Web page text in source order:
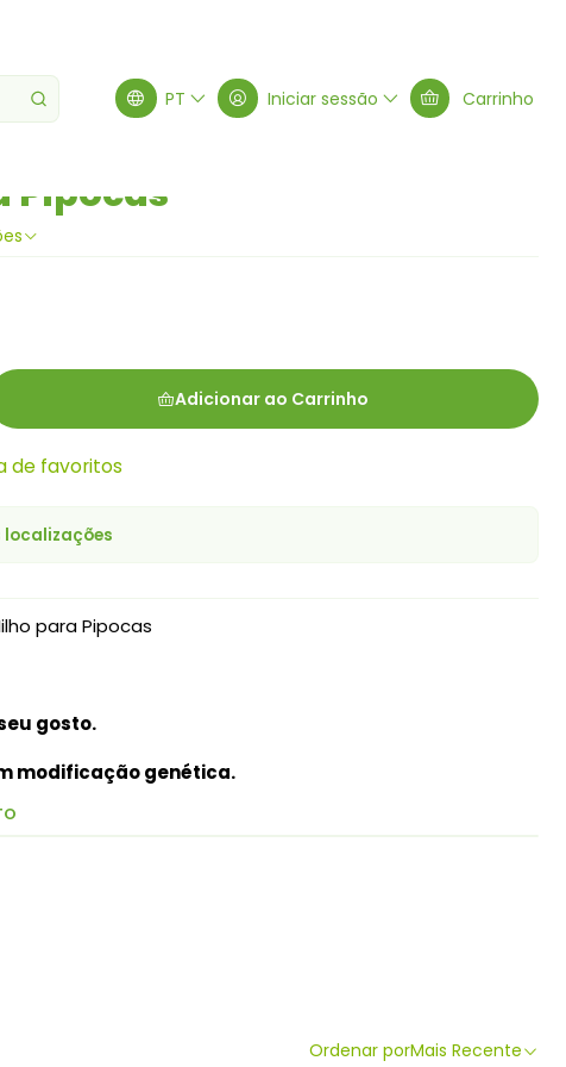
PT Iniciar sessão Carrinho
Pipocas
Adicionar ao Carrinho
de favoritos
para Pipocas
gosto.
modificação genética.
Ordenar porMais Recente